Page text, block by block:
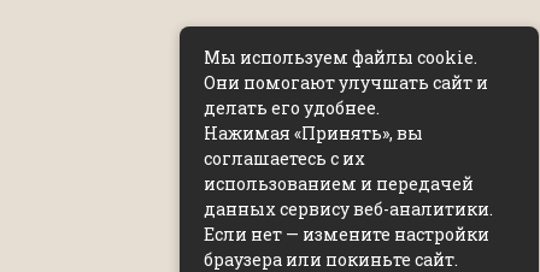
Мы используем файлы cookie.
Они помогают улучшать сайт и
делать его удобнее.
Нажимая «Принять», вы
соглашаетесь с их
использованием и передачей
данных сервису веб-аналитики.
Если нет — измените настройки
браузера или покиньте сайт.